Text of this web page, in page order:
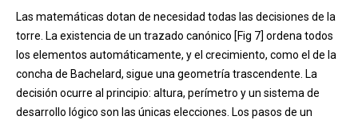
Las matemáticas dotan de necesidad todas las decisiones de la
torre. La existencia de un trazado canónico [Fig 7] ordena todos
los elementos automáticamente, y el crecimiento, como el de la
concha de Bachelard, sigue una geometría trascendente. La
decisión ocurre al principio: altura, perímetro y un sistema de
desarrollo lógico son las únicas elecciones. Los pasos de un